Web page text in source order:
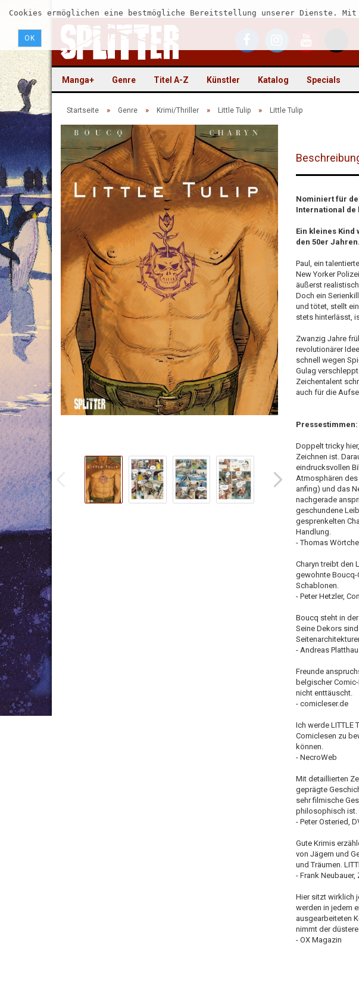
Cookies ermöglichen eine bestmögliche Bereitstellung unserer Dienste.
OK
Manga+ Genre Titel A-Z Künstler Katalog Specials
Startseite » Genre » Krimi/Thriller » Little Tulip » Little Tulip
Nominiert für
International de
Ein kleines
den 50er Jahren.
Paul, ein
New Yorker
äußerst
Doch ein
und tötet, stellt
stets hinterlässt,
Zwanzig Jahre
revolutionärer
schnell wegen
Gulag
Zeichentalent
auch für die
Pressestimmen:
Doppelt tricky
Zeichnen ist.
eindrucksvollen
Atmosphären
anfing) und das
nachgerade
geschundene
gesprenkelten
Handlung.
- Thomas
Charyn treibt den
gewohnte Boucq-
Schablonen.
- Peter Hetzler,
Boucq steht in
Seine Dekors
- Andreas
Freunde
belgischer
nicht enttäuscht.
- comicleser.de
Ich werde LITTLE
Comiclesen zu
können.
- NecroWeb
Mit detaillierten
geprägte
sehr filmische
philosophisch ist.
- Peter Osteried,
Gute Krimis
von Jägern und
und Träumen.
- Frank Neubauer,
Hier sitzt wirklich
werden in jedem
ausgearbeiteten
nimmt der
- OX Magazin